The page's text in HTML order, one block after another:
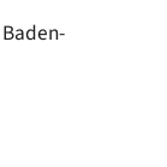
Baden-